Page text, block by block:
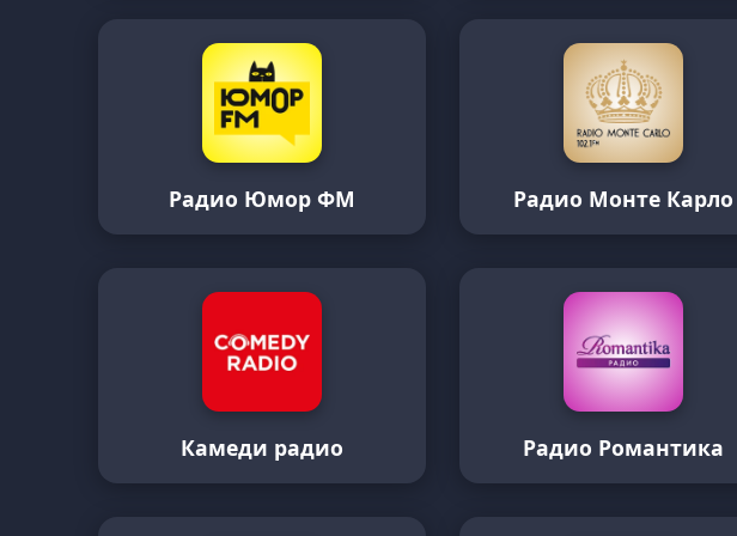
Радио Юмор ФМ Радио Монте Карло
Камеди радио Радио Романтика